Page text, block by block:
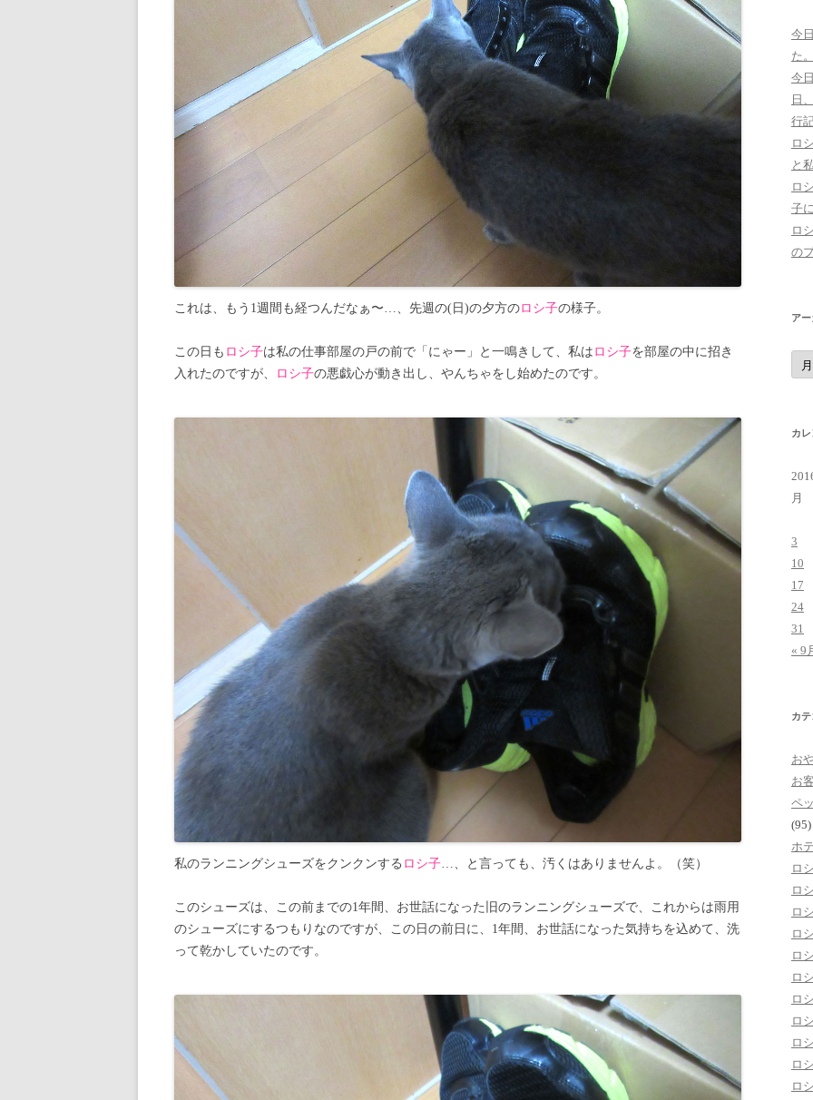
これは、もう1週間も経つんだなぁ〜…、先週の(日)の夕方のロシ子の様子。
この日も ロシ子は私の仕事部屋の戸の前で「にゃー」と一鳴きして、私は ロシ子を部屋の中に招き
入れたのですが、
ロシ子の悪戯心が動き出し、やんちゃをし始めたのです。
私のランニングシューズをクンクンする ロシ子…、と言っても、汚くはありませんよ。（笑）
このシューズは、この前までの1年間、お世話になった旧のランニングシューズで、これからは雨用
のシューズにするつもりなのですが、この日の前日に、1年間、お世話になった気持ちを込めて、洗
って乾かしていたのです。
今
た
今
日
行
ロ
と
ロ
子
ロ
の
ア
ア
ー
カ
カ
月
3
10
17
24
31
« 9
カ
お
お
ペ
(95)
ホ
ロ
ロ
ロ
ロ
ロ
ロ
ロ
ロ
ロ
ロ
ロ